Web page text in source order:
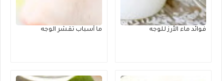
فوائد ماء الأرز للوجه ما أسباب تقشر الوجه